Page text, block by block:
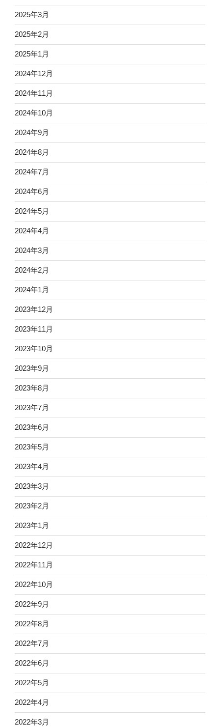
2025年3月
2025年2月
2025年1月
2024年12月
2024年11月
2024年10月
2024年9月
2024年8月
2024年7月
2024年6月
2024年5月
2024年4月
2024年3月
2024年2月
2024年1月
2023年12月
2023年11月
2023年10月
2023年9月
2023年8月
2023年7月
2023年6月
2023年5月
2023年4月
2023年3月
2023年2月
2023年1月
2022年12月
2022年11月
2022年10月
2022年9月
2022年8月
2022年7月
2022年6月
2022年5月
2022年4月
2022年3月